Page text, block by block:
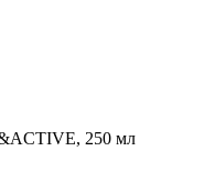
250 мл